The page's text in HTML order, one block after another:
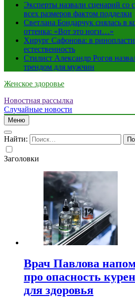
Эксперты назвали сценарий со
всех размеров фактом подделки
Светлана Бондарчук снялась в
оттенка: «Вот это ноги…»
Хирург Сафонова: в
естественность
Стилист Александр Рогов
трендом для мужчин
Женское здоровье
Новостная рассылка
Случайные новости
Меню
Найти:
Заголовки
Врач Павлова
про опасность
для здоровья